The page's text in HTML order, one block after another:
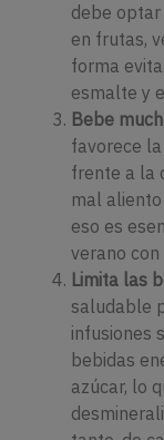
debe optar
en frutas,
forma
esmalte y
Bebe
favorece
frente a la
mal
eso es
verano
Limita las
saludable
infusiones
bebidas
azúcar, lo